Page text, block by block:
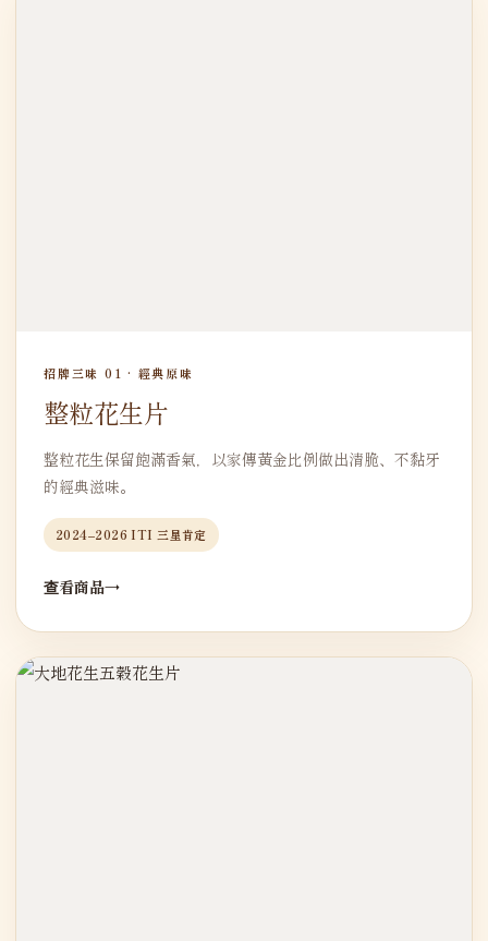
招牌三味 01 · 經典原味
整粒花生片
整粒花生保留飽滿香氣，以家傳黃金比例做出清脆、不黏牙
的經典滋味。
2024–2026 ITI 三星肯定
查看商品